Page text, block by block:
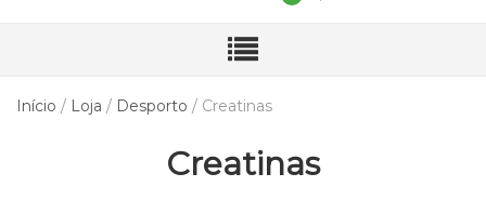
Início / Loja / Desporto / Creatinas
Creatinas